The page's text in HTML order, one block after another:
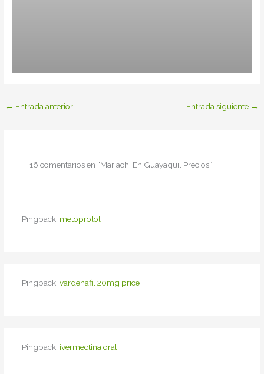
← Entrada anterior Entrada siguiente →
16 comentarios en “Mariachi En Guayaquil Precios”
Pingback: metoprolol
Pingback: vardenafil 20mg price
Pingback: ivermectina oral